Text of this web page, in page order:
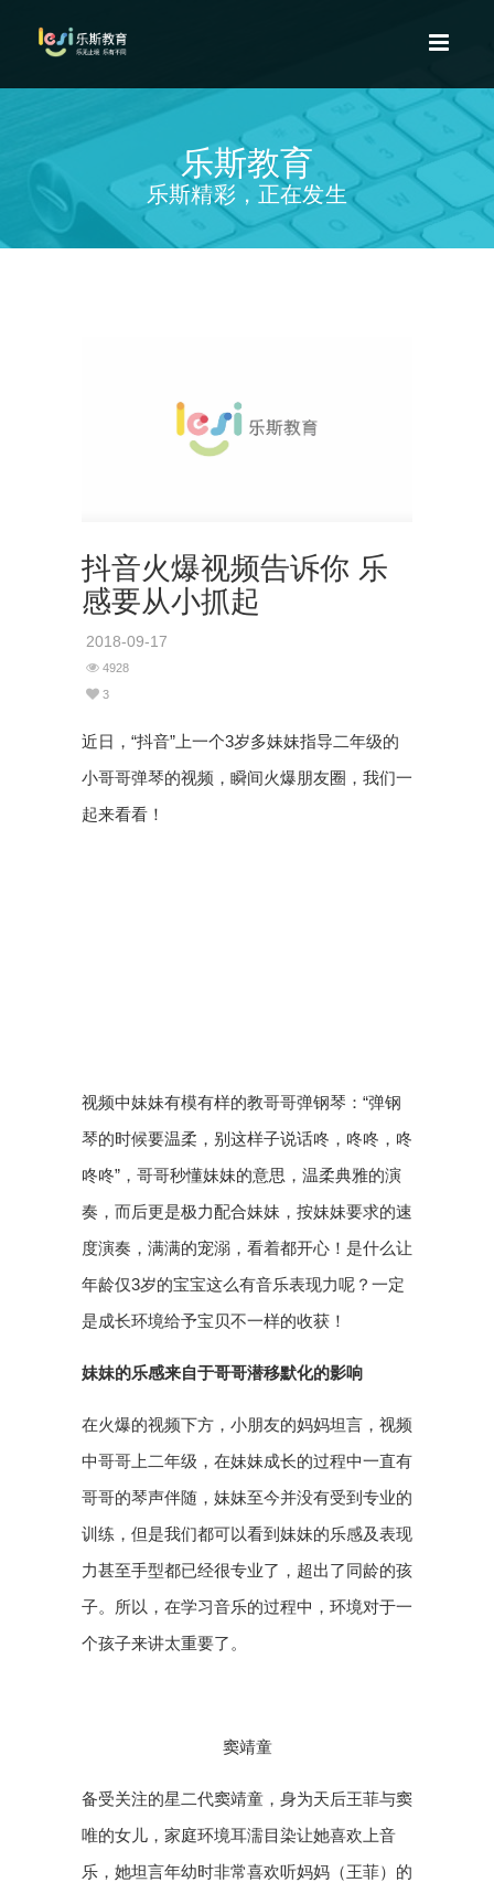
乐斯教育
乐斯精彩，正在发生
抖音火爆视频告诉你 乐
感要从小抓起
2018-09-17
4928
3
近日，“抖音”上一个3岁多妹妹指导二年级的
小哥哥弹琴的视频，瞬间火爆朋友圈，我们一
起来看看！
视频中妹妹有模有样的教哥哥弹钢琴：“弹钢
琴的时候要温柔，别这样子说话咚，咚咚，咚
咚咚”，哥哥秒懂妹妹的意思，温柔典雅的演
奏，而后更是极力配合妹妹，按妹妹要求的速
度演奏，满满的宠溺，看着都开心！是什么让
年龄仅3岁的宝宝这么有音乐表现力呢？一定
是成长环境给予宝贝不一样的收获！
妹妹的乐感来自于哥哥潜移默化的影响
在火爆的视频下方，小朋友的妈妈坦言，视频
中哥哥上二年级，在妹妹成长的过程中一直有
哥哥的琴声伴随，妹妹至今并没有受到专业的
训练，但是我们都可以看到妹妹的乐感及表现
力甚至手型都已经很专业了，超出了同龄的孩
子。所以，在学习音乐的过程中，环境对于一
个孩子来讲太重要了。
窦靖童
备受关注的星二代窦靖童，身为天后王菲与窦
唯的女儿，家庭环境耳濡目染让她喜欢上音
乐，她坦言年幼时非常喜欢听妈妈（王菲）的